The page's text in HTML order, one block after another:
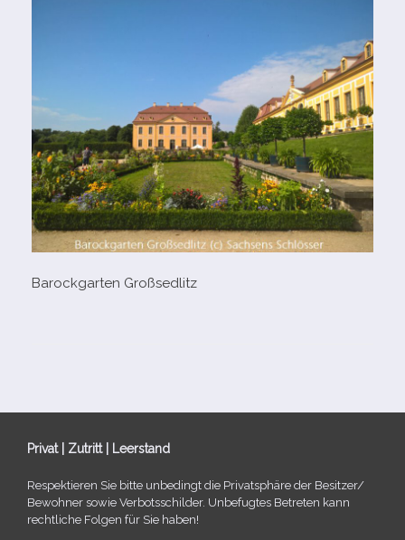
Barockgarten Großsedlitz
Privat | Zutritt | Leerstand
Respektieren Sie bitte unbe­dingt die Privatsphäre der Besitzer/​
Bewohner sowie Verbotsschilder. Unbefugtes Betreten kann
recht­li­che Folgen für Sie haben!